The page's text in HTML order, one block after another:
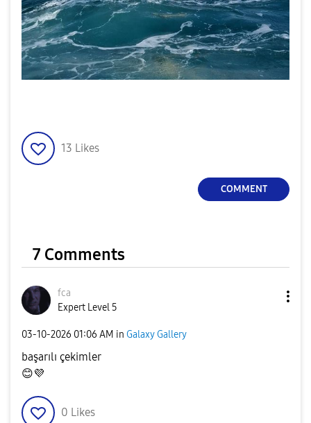
13 Likes
COMMENT
7 Comments
fca
Expert Level 5
‎03-10-2026 01:06 AM in Galaxy Gallery
başarılı çekimler
😊💜
0 Likes